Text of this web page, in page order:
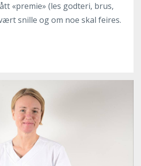
«premie» (les godteri, brus,
snille og om noe skal feires.